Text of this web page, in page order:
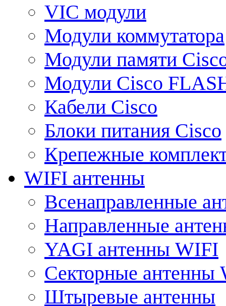
VIC модули
Модули коммутатора
Модули памяти
Модули Cisco
Кабели Cisco
Блоки питания Cisco
Крепежные
WIFI антенны
Всенаправленные
Направленные
YAGI антенны WIFI
Секторные антенны
Штыревые антенны